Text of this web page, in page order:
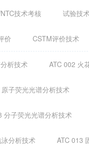
技术考核 试验技
价 CSTM评价技术
析技术 ATC 002 火
子荧光光谱分析技术
分子荧光光谱分析技术
分析技术 ATC 013